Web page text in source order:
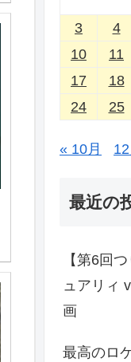
3
4
10
11
17
18
24
25
« 10月
最近の
【第6回
ュアリィ
画
最高のロ